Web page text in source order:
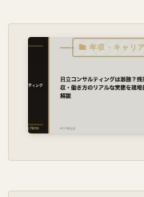
年収・キャリア